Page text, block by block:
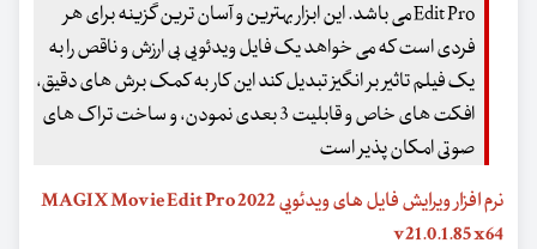
Edit Pro می باشد. این ابزار بهترین و آسان ترین گزینه برای هر
فردی است که می خواهد یک فایل ویدئویی بی ارزش و ناقص را به
یک فیلم تاثیر بر انگیز تبدیل کند این کار به کمک برش های دقیق،
افکت های خاص و قابلیت 3 بعدی نمودن، و ساخت تراک های
صوتی امکان پذیر است
نرم افزار ویرایش فایل های ویدئویی MAGIX Movie Edit Pro 2022
v21.0.1.85 x64